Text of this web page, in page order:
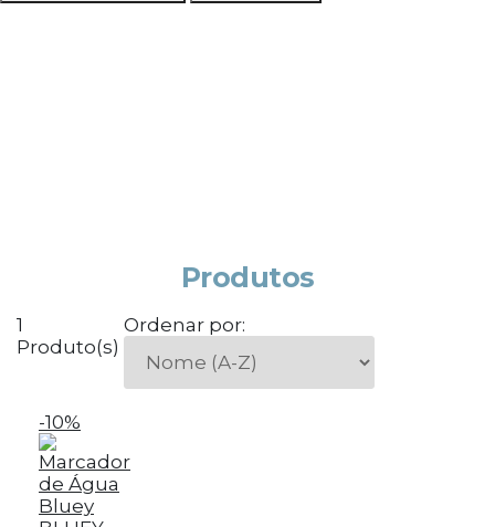
Produtos
1
Produto(s)
Ordenar por:
-10%